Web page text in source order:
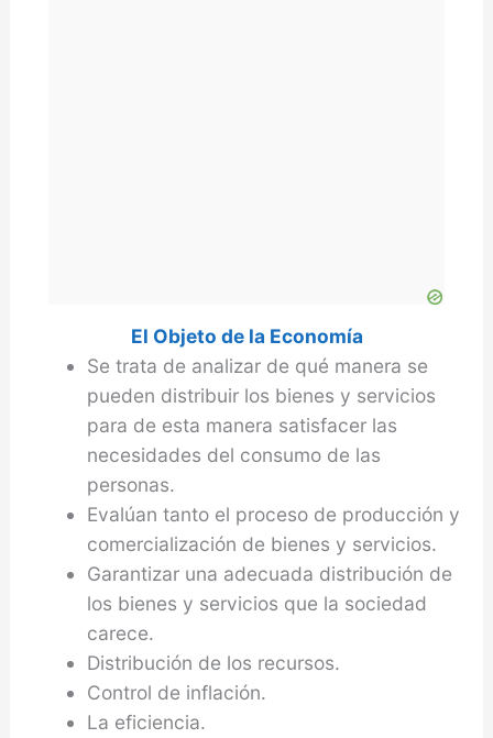
El Objeto de la Economía
Se trata de analizar de qué manera se
pueden distribuir los bienes y servicios
para de esta manera satisfacer las
necesidades del consumo de las
personas.
Evalúan tanto el proceso de producción y
comercialización de bienes y servicios.
Garantizar una adecuada distribución de
los bienes y servicios que la sociedad
carece.
Distribución de los recursos.
Control de inflación.
La eficiencia.